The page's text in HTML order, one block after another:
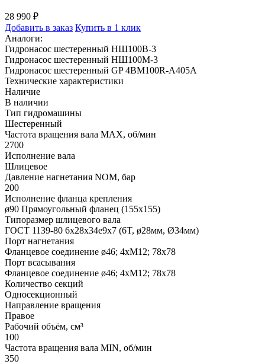
28 990 ₽
Добавить в заказ Купить в 1 клик
Аналоги:
Гидронасос шестеренный НШ100В-3
Гидронасос шестеренный НШ100М-3
Гидронасос шестеренный GP 4BM100R-A405A
Технические характеристики
Наличие
В наличии
Тип гидромашины
Шестеренный
Частота вращения вала MAX, об/мин
2700
Исполнение вала
Шлицевое
Давление нагнетания NOM, бар
200
Исполнение фланца крепления
ø90 Прямоугольный фланец (155х155)
Типоразмер шлицевого вала
ГОСТ 1139-80 6x28x34e9x7 (6T, ø28мм, Ø34мм)
Порт нагнетания
Фланцевое соединение ø46; 4xM12; 78x78
Порт всасывания
Фланцевое соединение ø46; 4xM12; 78x78
Количество секций
Односекционный
Направление вращения
Правое
Рабочий объём, см³
100
Частота вращения вала MIN, об/мин
350